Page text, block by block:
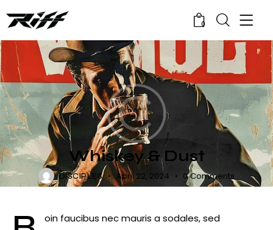
0
RELEASES
Whiskey & Dust
DISCIPLES April 22, 2024 0 Comments
oin faucibus nec mauris a sodales, sed